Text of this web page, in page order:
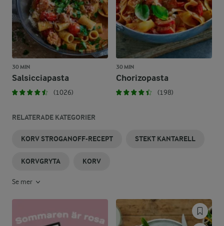
30 MIN
Salsicciapasta
(1026)
30 MIN
Chorizopasta
(198)
RELATERADE KATEGORIER
KORV STROGANOFF-RECEPT STEKT KANTARELL
KORVGRYTA KORV
Se mer